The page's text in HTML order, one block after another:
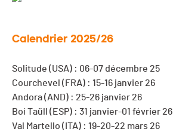
Calendrier 2025/26
Solitude (USA) : 06-07 décembre 25
Courchevel (FRA) : 15-16 janvier 26
Andora (AND) : 25-26 janvier 26
Boí Taüll (ESP) : 31 janvier-01 février 26
Val Martello (ITA) : 19-20-22 mars 26